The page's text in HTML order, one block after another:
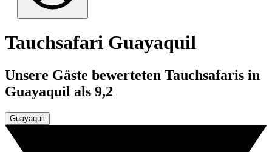
Tauchsafari Guayaquil
Unsere Gäste bewerteten Tauchsafaris in
Guayaquil als 9,2
Guayaquil